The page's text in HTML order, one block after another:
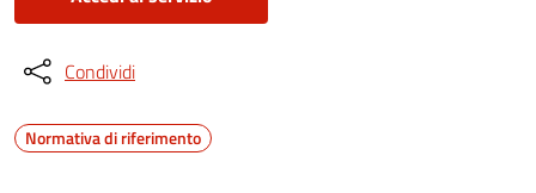
Condividi
Normativa di riferimento